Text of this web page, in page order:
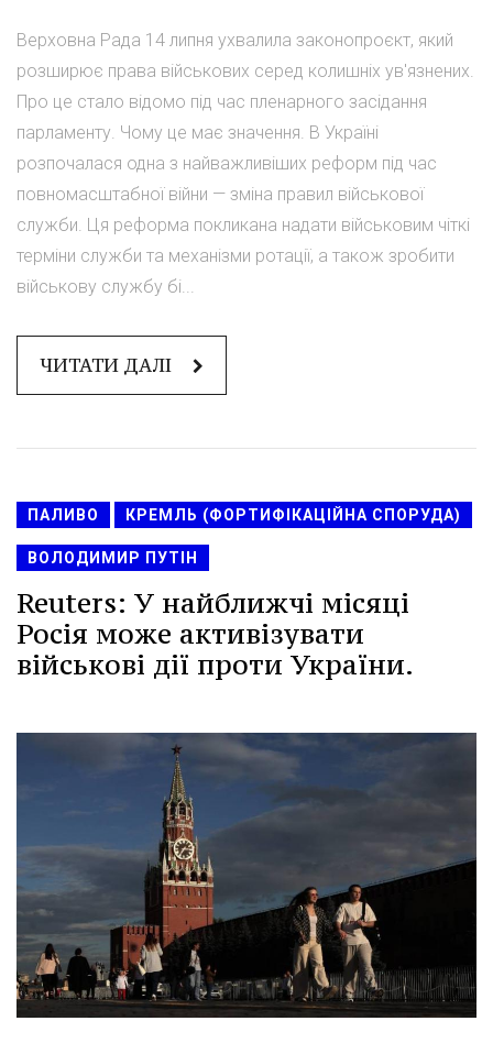
Верховна Рада 14 липня ухвалила законопроєкт, який
розширює права військових серед колишніх ув'язнених.
Про це стало відомо під час пленарного засідання
парламенту. Чому це має значення. В Україні
розпочалася одна з найважливіших реформ під час
повномасштабної війни — зміна правил військової
служби. Ця реформа покликана надати військовим чіткі
терміни служби та механізми ротації, а також зробити
військову службу бі...
ЧИТАТИ ДАЛІ
ПАЛИВО КРЕМЛЬ (ФОРТИФІКАЦІЙНА СПОРУДА)
ВОЛОДИМИР ПУТІН
Reuters: У найближчі місяці
Росія може активізувати
військові дії проти України.